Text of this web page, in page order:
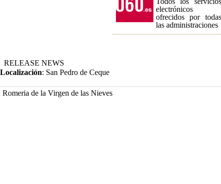
electrónicos
ofrecidos por todas
las administraciones
RELEASE NEWS
Localización: San Pedro de Ceque
Romeria de la Virgen de las Nieves